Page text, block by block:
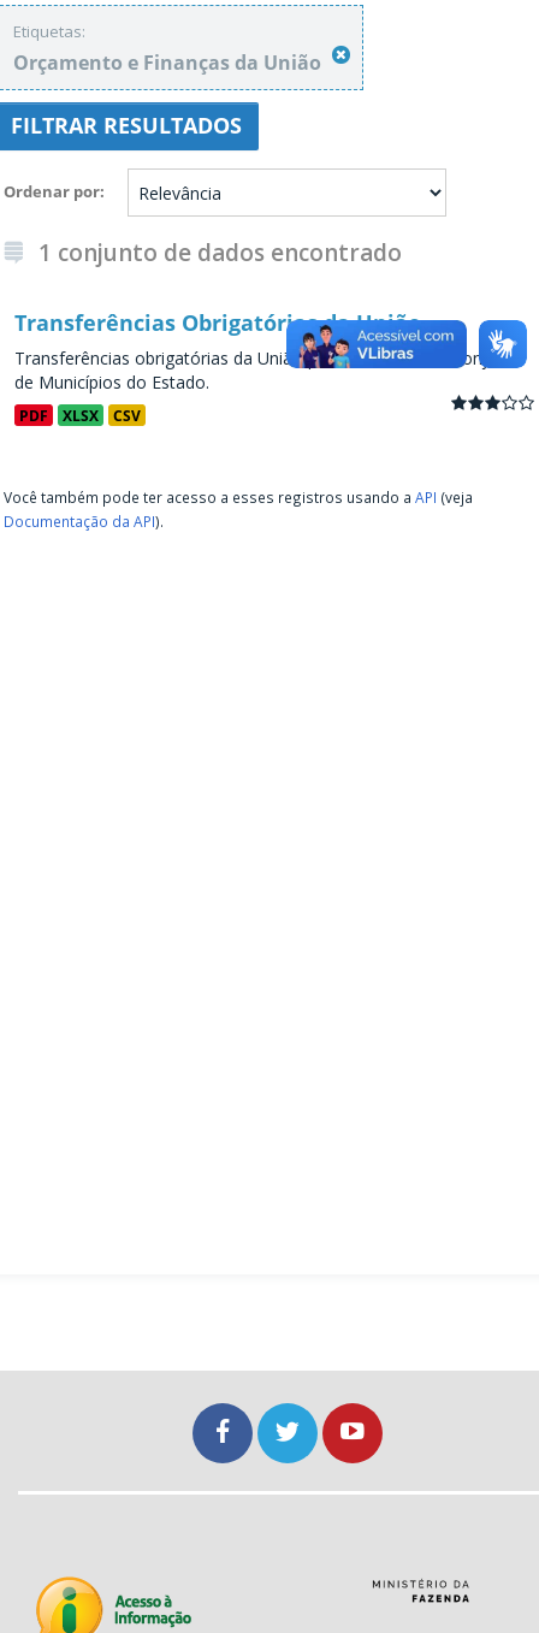
Etiquetas:
Orçamento e Finanças da União
FILTRAR RESULTADOS
Ordenar por
1 conjunto de dados encontrado
Transferências Obrigatórias da União
Transferências obrigatórias da União para os Estados e conjunto
de Municípios do Estado.
PDF XLSX CSV
Você também pode ter acesso a esses registros usando a API (veja
Documentação da API).